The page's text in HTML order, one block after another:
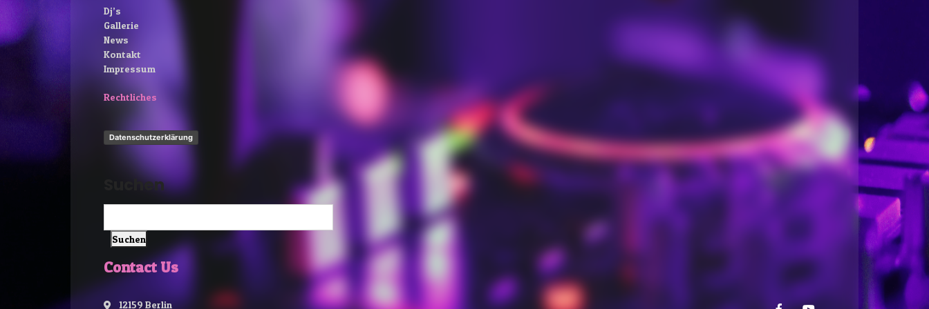
Dj’s
Gallerie
News
Kontakt
Impressum
Rechtliches
Datenschutzerklärung
Suchen
Suchen
Contact Us
12159 Berlin